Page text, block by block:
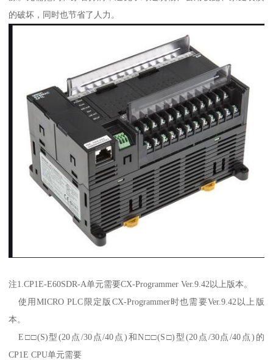
的破坏，同时也节省了人力。
注1.CP1E-E60SDR-A单元需要CX-Programmer Ver.9.42以上版本。
使用MICRO PLC限定版CX-Programmer时也需要Ver.9.42以上版
本。
E□□(S)型(20点/30点/40点)和N□□(S□)型(20点/30点/40点)的
CP1E CPU单元需要